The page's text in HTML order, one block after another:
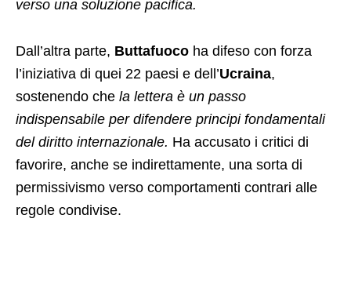
verso una soluzione pacifica.
Dall’altra parte, Buttafuoco ha difeso con forza
l’iniziativa di quei 22 paesi e dell’Ucraina,
sostenendo che la lettera è un passo
indispensabile per difendere principi fondamentali
del diritto internazionale. Ha accusato i critici di
favorire, anche se indirettamente, una sorta di
permissivismo verso comportamenti contrari alle
regole condivise.